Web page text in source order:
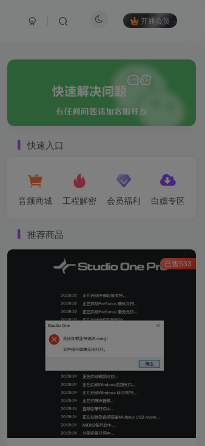
开通会员
快速入口
音频商城 工程解密 会员福利 白嫖专区
推荐商品
已售533